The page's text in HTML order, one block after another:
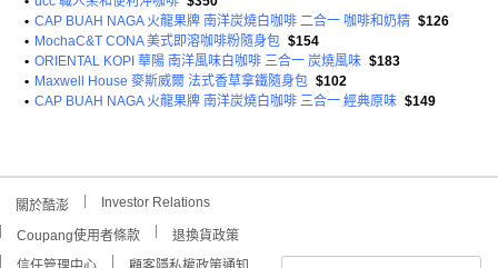
• CAP BUAH NAGA 火龍果牌 南洋炭燒白咖啡 二合一 咖啡和奶精 $126
• MochaC&T CONA 美式即溶咖啡粉隨身包 $154
• ORIENTAL KOPI 華陽 南洋風味白咖啡 三合一 炭燒風味 $183
• Maxwell House 麥斯威爾 法式香草拿鐵隨身包 $102
• CAP BUAH NAGA 火龍果牌 南洋炭燒白咖啡 三合一 經典原味 $149
關於酷澎 Investor Relations
Coupang使用者條款
退換貨政策